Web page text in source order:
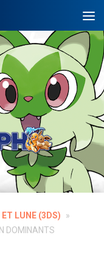
ET LUNE (3DS)
»
DOMINANTS